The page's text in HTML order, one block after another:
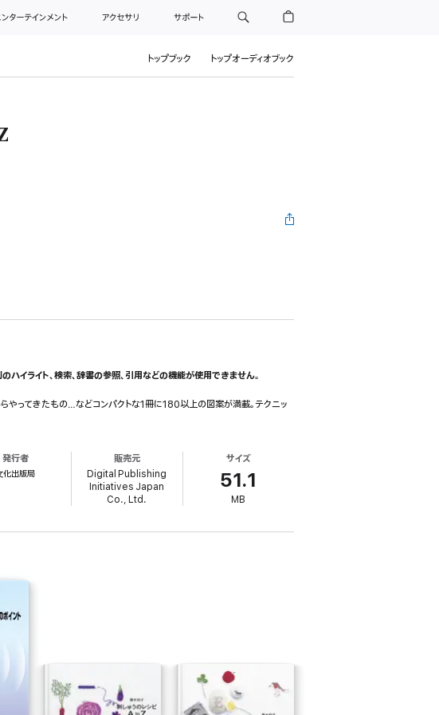
ターテインメント アクセサリ サポート
トップブック トップオーディオブック
イライト、検索、辞書の参照、引用などの機能が使用できません。
やってきたもの…などコンパクトな1冊に180以上の図案が満載。テクニッ
発行者
化出版局
販売元
Digital Publishing
Initiatives Japan
Co., Ltd.
サイズ
51.1
MB